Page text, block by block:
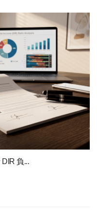
負...